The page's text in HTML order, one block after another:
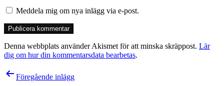
Meddela mig om nya inlägg via e-post.
Denna webbplats använder Akismet för att minska skräppost. Lär
dig om hur din kommentarsdata bearbetas.
Inläggsnavigering
Föregående inlägg